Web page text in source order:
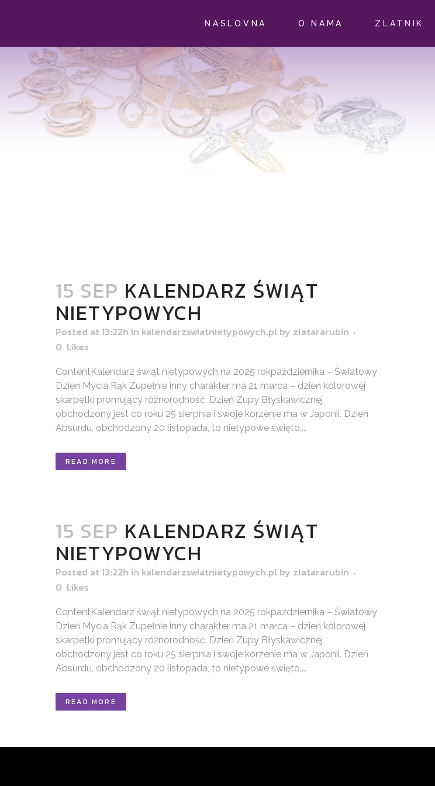
NASLOVNA O NAMA ZLATNIK
15 SEP KALENDARZ ŚWIĄT
NIETYPOWYCH
Posted at 13:22h in kalendarzswiatnietypowych.pl by zlatararubin
0 Likes
ContentKalendarz świąt nietypowych na 2025 rokpaździernika – Światowy
Dzień Mycia Rąk Zupełnie inny charakter ma 21 marca – dzień kolorowej
skarpetki promujący różnorodność. Dzień Zupy Błyskawicznej
obchodzony jest co roku 25 sierpnia i swoje korzenie ma w Japonii. Dzień
Absurdu, obchodzony 20 listopada, to nietypowe święto,...
READ MORE
15 SEP KALENDARZ ŚWIĄT
NIETYPOWYCH
Posted at 13:22h in kalendarzswiatnietypowych.pl by zlatararubin
0 Likes
ContentKalendarz świąt nietypowych na 2025 rokpaździernika – Światowy
Dzień Mycia Rąk Zupełnie inny charakter ma 21 marca – dzień kolorowej
skarpetki promujący różnorodność. Dzień Zupy Błyskawicznej
obchodzony jest co roku 25 sierpnia i swoje korzenie ma w Japonii. Dzień
Absurdu, obchodzony 20 listopada, to nietypowe święto,...
READ MORE